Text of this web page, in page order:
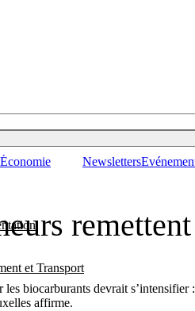
et Transport
Économie Newsletters
biocarburants devrait
affirme.